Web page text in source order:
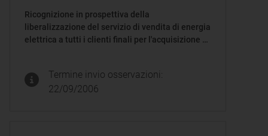
Ricognizione in prospettiva della
liberalizzazione del servizio di vendita di energia
elettrica a tutti i clienti finali per l'acquisizione di
Termine invio osservazioni:
22/09/2006